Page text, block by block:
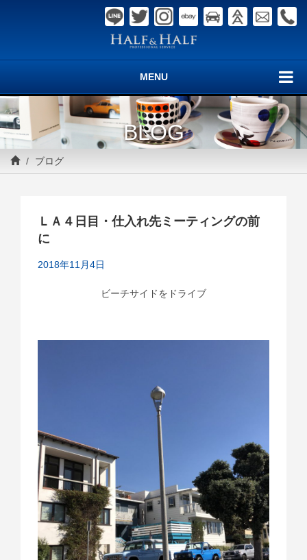
MENU
BLOG
ブログ
ＬＡ４日目・仕入れ先ミーティングの前
に
2018年11月4日
ビーチサイドをドライブ